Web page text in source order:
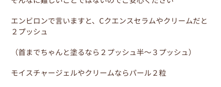
エンビロンで言いますと、Cクエンスセラムやクリームだと
２プッシュ
（首までちゃんと塗るなら２プッシュ半～３プッシュ）
モイスチャージェルやクリームならパール２粒